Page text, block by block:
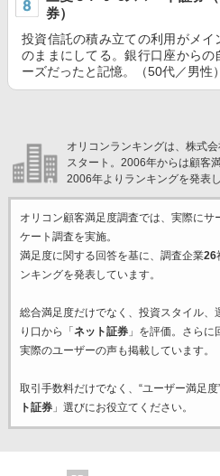
券）
投資信託の積み立ての利用がメ
のままにしてる。銀行口座から
ーズだったと記憶。（50代／男性）
オリコンランキングは、株式
スタート。2006年からは顧客
2006年よりランキングを発表し
オリコン顧客満足度調査では、実際にサ
ケート調査を実施。
満足度に関する回答を基に、調査企業26
ンキングを発表しています。
総合満足度だけでなく、投資スタイル、
り口から「 ネット証券」を評価。さらに
実際のユーザーの声も掲載しています。
取引手数料だけでなく、“ユーザー満足
ト証券」選びにお役立てください。